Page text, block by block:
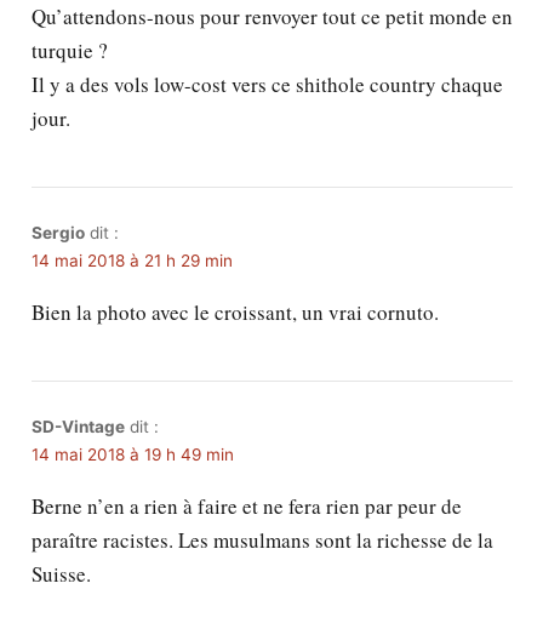
Qu’attendons-nous pour renvoyer tout ce petit monde en
turquie ?
Il y a des vols low-cost vers ce shithole country chaque
jour.
Sergio dit :
14 mai 2018 à 21 h 29 min
Bien la photo avec le croissant, un vrai cornuto.
SD-Vintage dit :
14 mai 2018 à 19 h 49 min
Berne n’en a rien à faire et ne fera rien par peur de
paraître racistes. Les musulmans sont la richesse de la
Suisse.